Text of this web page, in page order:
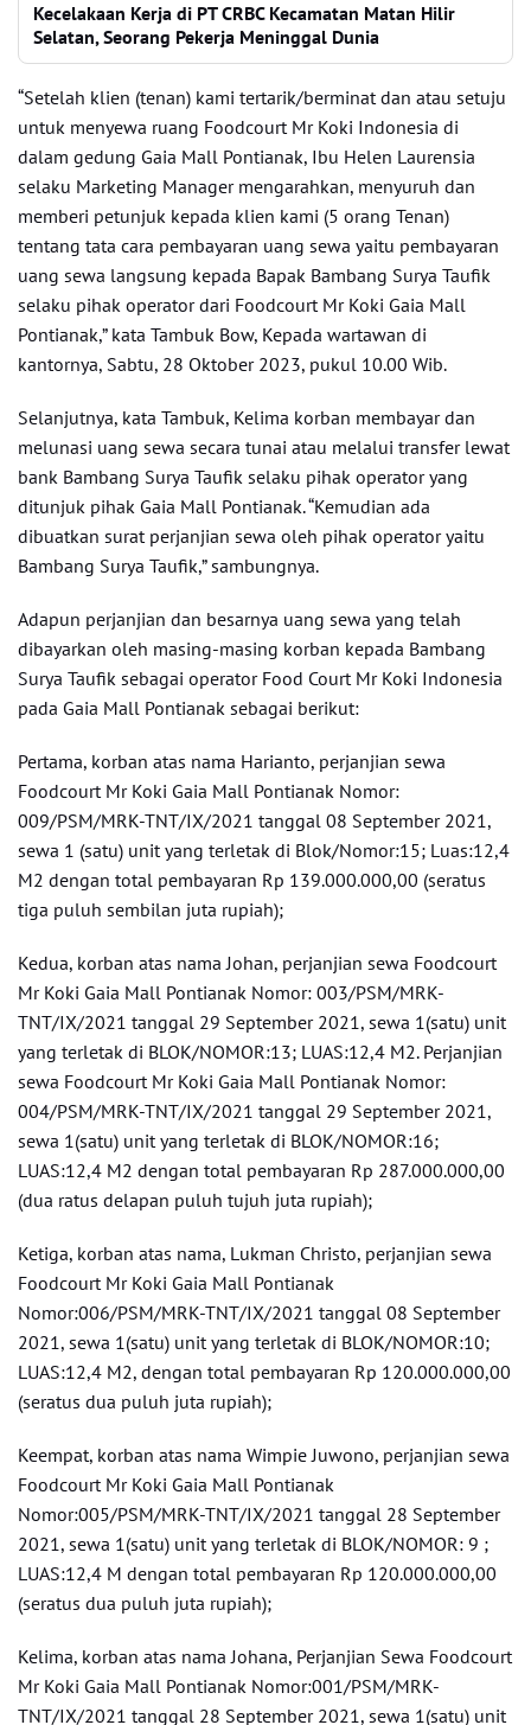
Kecelakaan Kerja di PT CRBC Kecamatan Matan Hilir
Selatan, Seorang Pekerja Meninggal Dunia
“Setelah klien (tenan) kami tertarik/berminat dan atau setuju
untuk menyewa ruang Foodcourt Mr Koki Indonesia di
dalam gedung Gaia Mall Pontianak, Ibu Helen Laurensia
selaku Marketing Manager mengarahkan, menyuruh dan
memberi petunjuk kepada klien kami (5 orang Tenan)
tentang tata cara pembayaran uang sewa yaitu pembayaran
uang sewa langsung kepada Bapak Bambang Surya Taufik
selaku pihak operator dari Foodcourt Mr Koki Gaia Mall
Pontianak,” kata Tambuk Bow, Kepada wartawan di
kantornya, Sabtu, 28 Oktober 2023, pukul 10.00 Wib.
Selanjutnya, kata Tambuk, Kelima korban membayar dan
melunasi uang sewa secara tunai atau melalui transfer lewat
bank Bambang Surya Taufik selaku pihak operator yang
ditunjuk pihak Gaia Mall Pontianak. “Kemudian ada
dibuatkan surat perjanjian sewa oleh pihak operator yaitu
Bambang Surya Taufik,” sambungnya.
Adapun perjanjian dan besarnya uang sewa yang telah
dibayarkan oleh masing-masing korban kepada Bambang
Surya Taufik sebagai operator Food Court Mr Koki Indonesia
pada Gaia Mall Pontianak sebagai berikut:
Pertama, korban atas nama Harianto, perjanjian sewa
Foodcourt Mr Koki Gaia Mall Pontianak Nomor:
009/PSM/MRK-TNT/IX/2021 tanggal 08 September 2021,
sewa 1 (satu) unit yang terletak di Blok/Nomor:15; Luas:12,4
M2 dengan total pembayaran Rp 139.000.000,00 (seratus
tiga puluh sembilan juta rupiah);
Kedua, korban atas nama Johan, perjanjian sewa Foodcourt
Mr Koki Gaia Mall Pontianak Nomor: 003/PSM/MRK-
TNT/IX/2021 tanggal 29 September 2021, sewa 1(satu) unit
yang terletak di BLOK/NOMOR:13; LUAS:12,4 M2. Perjanjian
sewa Foodcourt Mr Koki Gaia Mall Pontianak Nomor:
004/PSM/MRK-TNT/IX/2021 tanggal 29 September 2021,
sewa 1(satu) unit yang terletak di BLOK/NOMOR:16;
LUAS:12,4 M2 dengan total pembayaran Rp 287.000.000,00
(dua ratus delapan puluh tujuh juta rupiah);
Ketiga, korban atas nama, Lukman Christo, perjanjian sewa
Foodcourt Mr Koki Gaia Mall Pontianak
Nomor:006/PSM/MRK-TNT/IX/2021 tanggal 08 September
2021, sewa 1(satu) unit yang terletak di BLOK/NOMOR:10;
LUAS:12,4 M2, dengan total pembayaran Rp 120.000.000,00
(seratus dua puluh juta rupiah);
Keempat, korban atas nama Wimpie Juwono, perjanjian sewa
Foodcourt Mr Koki Gaia Mall Pontianak
Nomor:005/PSM/MRK-TNT/IX/2021 tanggal 28 September
2021, sewa 1(satu) unit yang terletak di BLOK/NOMOR: 9 ;
LUAS:12,4 M dengan total pembayaran Rp 120.000.000,00
(seratus dua puluh juta rupiah);
Kelima, korban atas nama Johana, Perjanjian Sewa Foodcourt
Mr Koki Gaia Mall Pontianak Nomor:001/PSM/MRK-
TNT/IX/2021 tanggal 28 September 2021, sewa 1(satu) unit